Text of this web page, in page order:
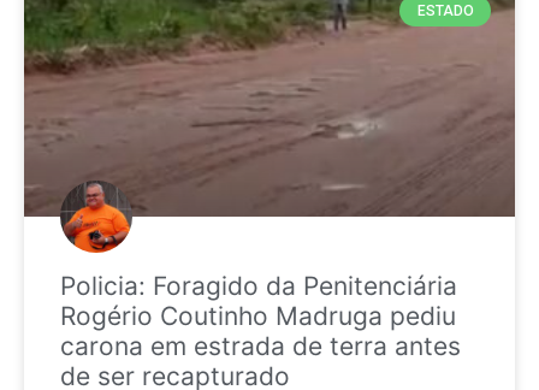
ESTADO
Policia: Foragido da Penitenciária
Rogério Coutinho Madruga pediu
carona em estrada de terra antes
de ser recapturado